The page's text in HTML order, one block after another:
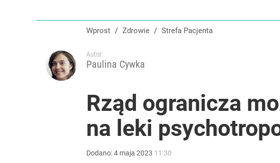
Wprost / Zdrowie / Strefa Pacjenta
Autor:
Paulina Cywka
Rząd ogranicza
na leki
Dodano:4 maja 2023 11:30